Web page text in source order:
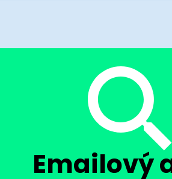
Emailový